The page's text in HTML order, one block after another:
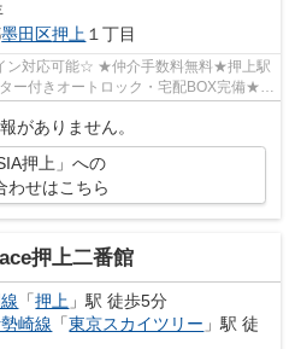
墨田区押上１丁目
ン対応可能☆ ★仲介手数料無料★押上駅
ー付きオートロック・宅配BOX完備★防
がありません。
押上」への
わせはこちら
押上二番館
「押上 」駅 徒歩5分
崎線 「東京スカイツリー 」駅 徒